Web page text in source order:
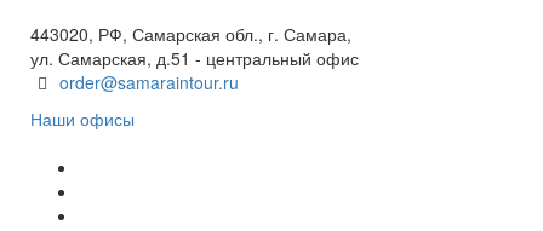
443020, РФ, Самарская обл., г. Самара,
ул. Самарская, д.51 - центральный офис
order@samaraintour.ru
Наши офисы